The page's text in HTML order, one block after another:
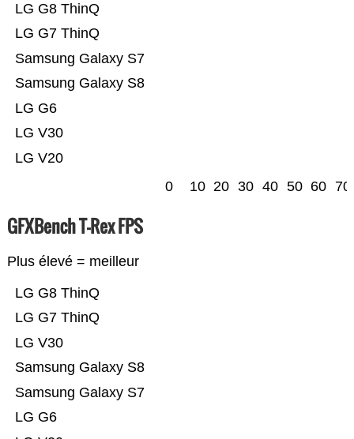
LG V20
LG V30
LG G6
Samsung Galaxy S8
Samsung Galaxy S7
LG G7 ThinQ
LG G8 ThinQ
0 10 20 30 40 50 60 70
GFXBench T-Rex FPS
Plus élevé = meilleur
LG G6
Samsung Galaxy S7
Samsung Galaxy S8
LG V30
LG G7 ThinQ
LG G8 ThinQ